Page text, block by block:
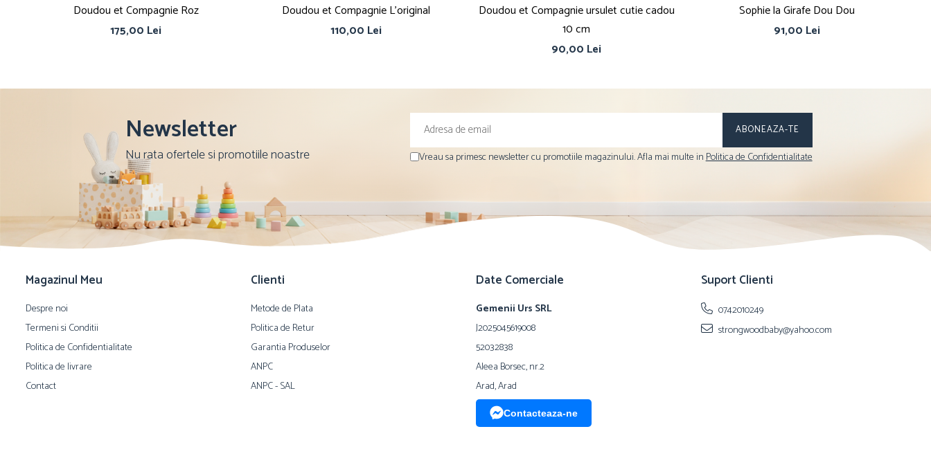
Doudou et Compagnie Roz
175,00 Lei
Doudou et Compagnie L'original
110,00 Lei
Doudou et Compagnie ursulet cutie cadou
10 cm
90,00 Lei
Sophie la Girafe Dou Dou
91,00 Lei
Newsletter
Nu rata ofertele si promotiile noastre Vreau sa primesc newsletter cu promotiile magazinului. Afla mai multe inPolitica de Confidentialitate
Magazinul Meu
Despre noi
Termeni si Conditii
Politica de Confidentialitate
Politica de livrare
Contact
Clienti
Metode de Plata
Politica de Retur
Garantia Produselor
ANPC
ANPC - SAL
Date Comerciale
Gemenii Urs SRL
J2025045619008
52032838
Aleea Borsec, nr.2
Arad, Arad
Contacteaza-ne
Suport Clienti
0742010249
strongwoodbaby@yahoo.com